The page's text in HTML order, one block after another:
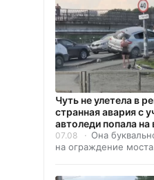
Чуть не улетела в
странная авария с
автоледи попала на
07.08
Она
на ограждение